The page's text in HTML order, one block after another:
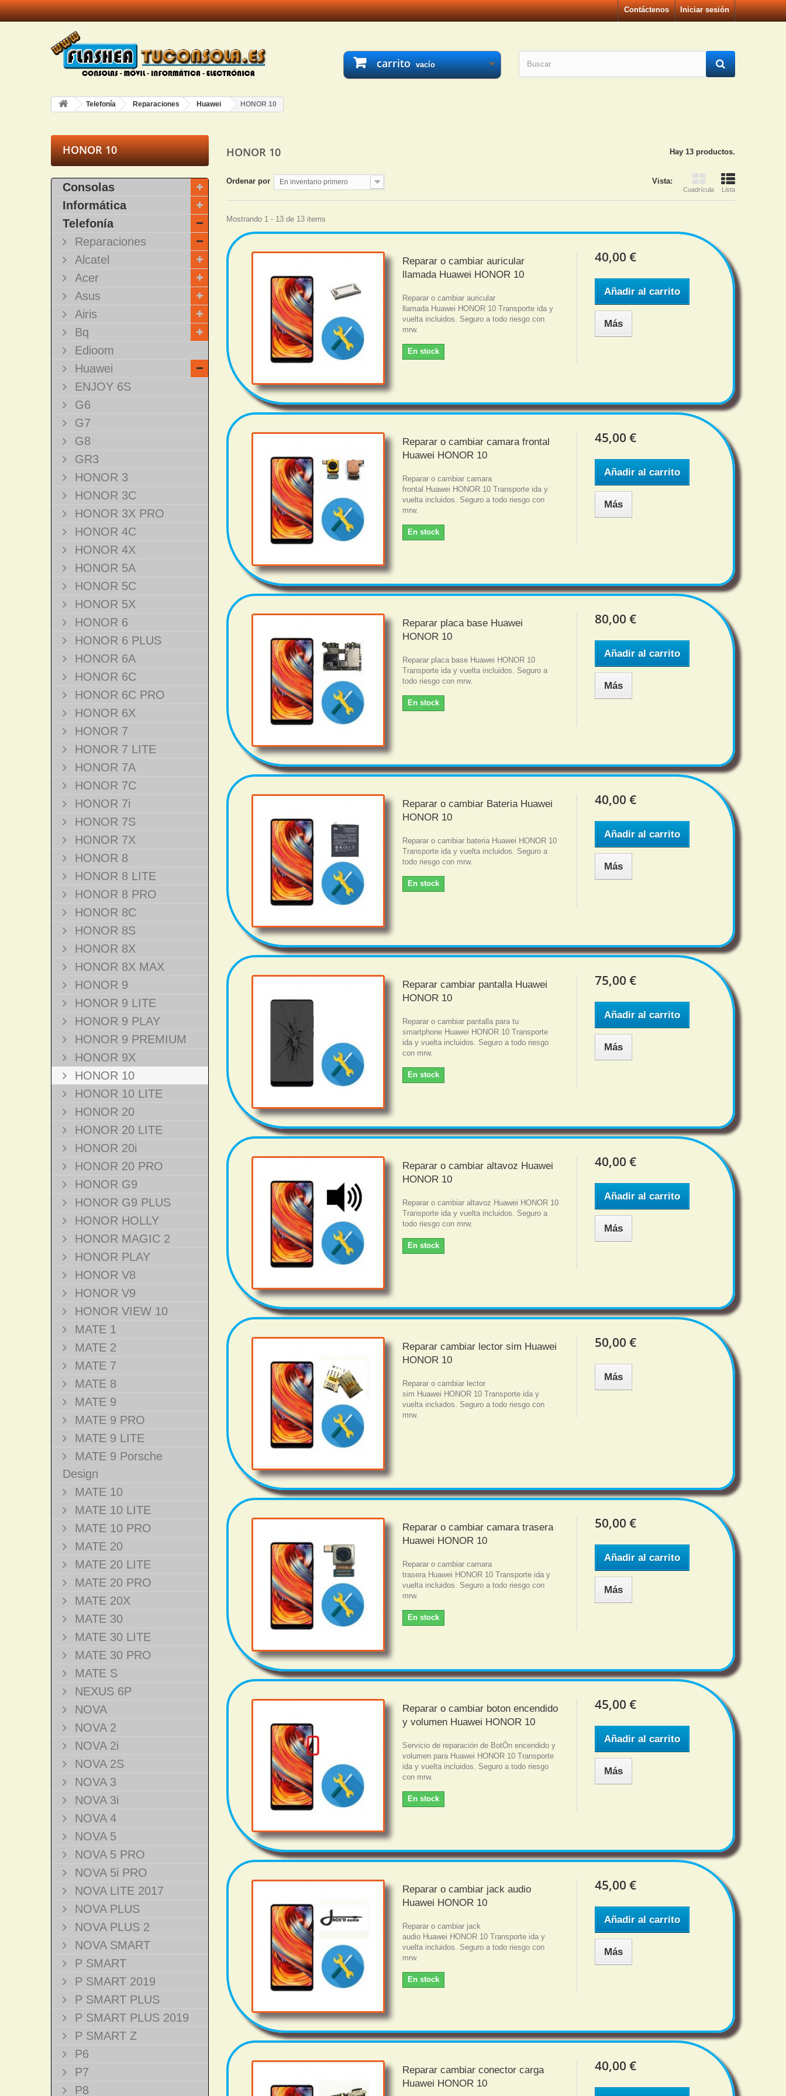
Iniciar sesión
Contáctenos
carrito vacío
Telefonía Reparaciones Huawei HONOR 10
HONOR 10
Consolas
Informática
Telefonía
Reparaciones
Alcatel
Acer
Asus
Airis
Bq
Edioom
Huawei
ENJOY 6S
G6
G7
G8
GR3
HONOR 3
HONOR 3C
HONOR 3X PRO
HONOR 4C
HONOR 4X
HONOR 5A
HONOR 5C
HONOR 5X
HONOR 6
HONOR 6 PLUS
HONOR 6A
HONOR 6C
HONOR 6C PRO
HONOR 6X
HONOR 7
HONOR 7 LITE
HONOR 7A
HONOR 7C
HONOR 7i
HONOR 7S
HONOR 7X
HONOR 8
HONOR 8 LITE
HONOR 8 PRO
HONOR 8C
HONOR 8S
HONOR 8X
HONOR 8X MAX
HONOR 9
HONOR 9 LITE
HONOR 9 PLAY
HONOR 9 PREMIUM
HONOR 9X
HONOR 10
HONOR 10 LITE
HONOR 20
HONOR 20 LITE
HONOR 20i
HONOR 20 PRO
HONOR G9
HONOR G9 PLUS
HONOR HOLLY
HONOR MAGIC 2
HONOR PLAY
HONOR V8
HONOR V9
HONOR VIEW 10
MATE 1
MATE 2
MATE 7
MATE 8
MATE 9
MATE 9 PRO
MATE 9 LITE
MATE 9 Porsche
Design
MATE 10
MATE 10 LITE
MATE 10 PRO
MATE 20
MATE 20 LITE
MATE 20 PRO
MATE 20X
MATE 30
MATE 30 LITE
MATE 30 PRO
MATE S
NEXUS 6P
NOVA
NOVA 2
NOVA 2i
NOVA 2S
NOVA 3
NOVA 3i
NOVA 4
NOVA 5
NOVA 5 PRO
NOVA 5i PRO
NOVA LITE 2017
NOVA PLUS
NOVA PLUS 2
NOVA SMART
P SMART
P SMART 2019
P SMART PLUS
P SMART PLUS 2019
P SMART Z
P6
P7
P8
HONOR 10 Hay 13 productos.
Vista:
Cuadrícula Lista
Ordenar por En inventario primero
Mostrando 1 - 13 de 13 items
Reparar o cambiar auricular
llamada Huawei HONOR 10
Reparar o cambiar auricular
llamada Huawei HONOR 10 Transporte ida y
vuelta incluidos. Seguro a todo riesgo con
mrw.
En stock
40,00 €
Añadir al carrito
Más
Reparar o cambiar camara frontal
Huawei HONOR 10
Reparar o cambiar camara
frontal Huawei HONOR 10 Transporte ida y
vuelta incluidos. Seguro a todo riesgo con
mrw.
En stock
45,00 €
Añadir al carrito
Más
Reparar placa base Huawei
HONOR 10
Reparar placa base Huawei HONOR 10
Transporte ida y vuelta incluidos. Seguro a
todo riesgo con mrw.
En stock
80,00 €
Añadir al carrito
Más
Reparar o cambiar Bateria Huawei
HONOR 10
Reparar o cambiar bateria Huawei HONOR 10
Transporte ida y vuelta incluidos. Seguro a
todo riesgo con mrw.
En stock
40,00 €
Añadir al carrito
Más
Reparar cambiar pantalla Huawei
HONOR 10
Reparar o cambiar pantalla para tu
smartphone Huawei HONOR 10 Transporte
ida y vuelta incluidos. Seguro a todo riesgo
con mrw.
En stock
75,00 €
Añadir al carrito
Más
Reparar o cambiar altavoz Huawei
HONOR 10
Reparar o cambiar altavoz Huawei HONOR 10
Transporte ida y vuelta incluidos. Seguro a
todo riesgo con mrw.
En stock
40,00 €
Añadir al carrito
Más
Reparar cambiar lector sim Huawei
HONOR 10
Reparar o cambiar lector
sim Huawei HONOR 10 Transporte ida y
vuelta incluidos. Seguro a todo riesgo con
mrw.
50,00 €
Más
Reparar o cambiar camara trasera
Huawei HONOR 10
Reparar o cambiar camara
trasera Huawei HONOR 10 Transporte ida y
vuelta incluidos. Seguro a todo riesgo con
mrw.
En stock
50,00 €
Añadir al carrito
Más
Reparar o cambiar boton encendido
y volumen Huawei HONOR 10
Servicio de reparación de BotÓn encendido y
volumen para Huawei HONOR 10 Transporte
ida y vuelta incluidos. Seguro a todo riesgo
con mrw.
En stock
45,00 €
Añadir al carrito
Más
Reparar o cambiar jack audio
Huawei HONOR 10
Reparar o cambiar jack
audio Huawei HONOR 10 Transporte ida y
vuelta incluidos. Seguro a todo riesgo con
mrw.
En stock
45,00 €
Añadir al carrito
Más
Reparar cambiar conector carga
Huawei HONOR 10
40,00 €